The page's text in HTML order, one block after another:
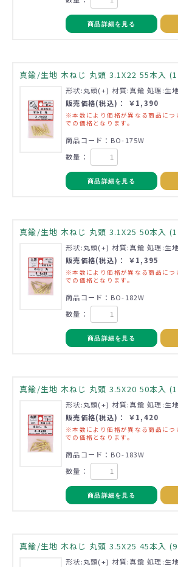
商品詳細を見る
真鍮/生地 木ねじ 丸頭 3.1X22 55本入
形状:丸頭(+) 材質:真鍮 処理:生地
販売価格(税込)： ￥1,390
※本数により価格が異なる商品につ
での価格となります。
商品コード：BO-175W
数量：
商品詳細を見る
真鍮/生地 木ねじ 丸頭 3.1X25 50本入
形状:丸頭(+) 材質:真鍮 処理:生地
販売価格(税込)： ￥1,395
※本数により価格が異なる商品につ
での価格となります。
商品コード：BO-182W
数量：
商品詳細を見る
真鍮/生地 木ねじ 丸頭 3.5X20 50本入
形状:丸頭(+) 材質:真鍮 処理:生地
販売価格(税込)： ￥1,420
※本数により価格が異なる商品につ
での価格となります。
商品コード：BO-183W
数量：
商品詳細を見る
真鍮/生地 木ねじ 丸頭 3.5X25 45本入
形状:丸頭(+) 材質:真鍮 処理:生地